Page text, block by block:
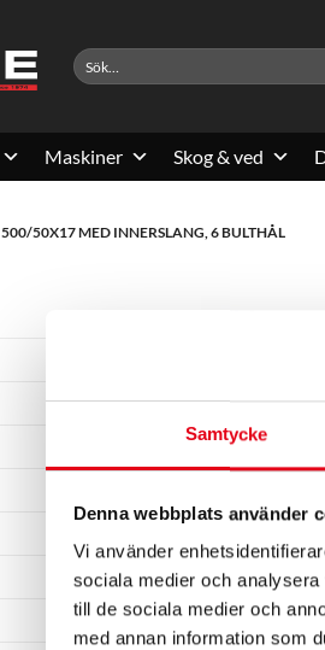
Samtycke
Denna webbplats använder
Vi använder
sociala medier och
till de sociala medier och
med annan information som
Sök
efter:
Maskiner Skog & ved
500/50X17 MED INNERSLANG, 6 BULTHÅL
Komplett hjul
2 100 8